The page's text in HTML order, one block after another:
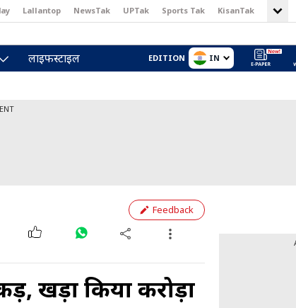
Lallantop NewsTak UPTak Sports Tak KisanTak
लाइफस्टाइल EDITION IN
Feedback
खड़ा किया करोड़ों